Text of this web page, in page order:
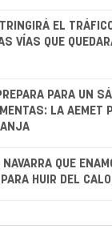
EL
VÍAS QUE
PARA UN
LA AEMET
NAVARRA QUE
HUIR DEL